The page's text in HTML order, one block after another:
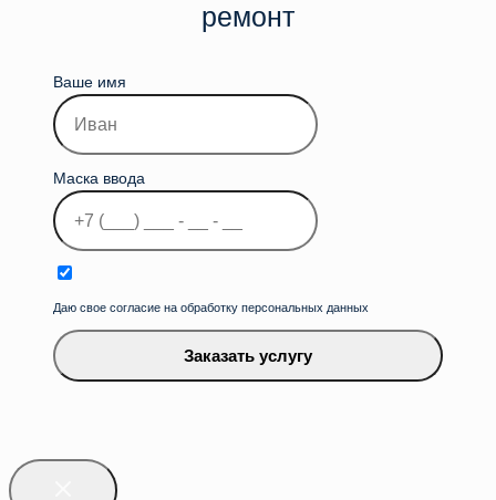
ремонт
Ваше имя
Маска ввода
Даю свое согласие на обработку персональных данных
Заказать услугу